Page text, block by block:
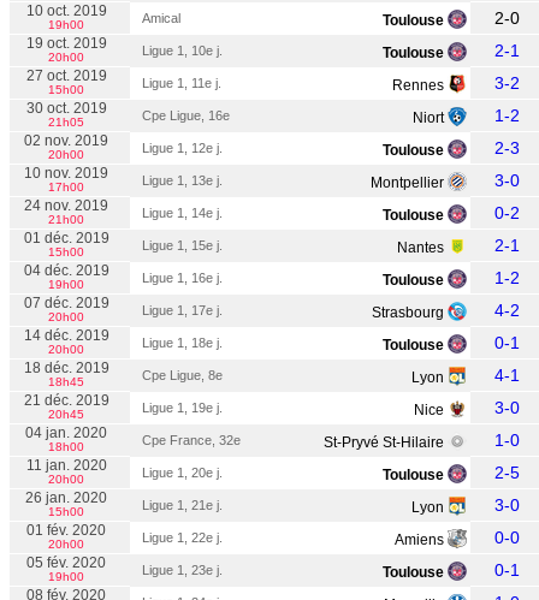
10 oct. 2019
19h00 Amical Toulouse 2-0
19 oct. 2019
20h00 Ligue 1, 10e j. Toulouse 2-1
27 oct. 2019
15h00 Ligue 1, 11e j. Rennes 3-2
30 oct. 2019
21h05 Cpe Ligue, 16e Niort 1-2
02 nov. 2019
20h00 Ligue 1, 12e j. Toulouse 2-3
10 nov. 2019
17h00 Ligue 1, 13e j. Montpellier 3-0
24 nov. 2019
21h00 Ligue 1, 14e j. Toulouse 0-2
01 déc. 2019
15h00 Ligue 1, 15e j. Nantes 2-1
04 déc. 2019
19h00 Ligue 1, 16e j. Toulouse 1-2
07 déc. 2019
20h00 Ligue 1, 17e j. Strasbourg 4-2
14 déc. 2019
20h00 Ligue 1, 18e j. Toulouse 0-1
18 déc. 2019
18h45 Cpe Ligue, 8e Lyon 4-1
21 déc. 2019
20h45 Ligue 1, 19e j. Nice 3-0
04 jan. 2020
18h00 Cpe France, 32e St-Pryvé St-Hilaire 1-0
11 jan. 2020
20h00 Ligue 1, 20e j. Toulouse 2-5
26 jan. 2020
15h00 Ligue 1, 21e j. Lyon 3-0
01 fév. 2020
20h00 Ligue 1, 22e j. Amiens 0-0
05 fév. 2020
19h00 Ligue 1, 23e j. Toulouse 0-1
08 fév. 2020